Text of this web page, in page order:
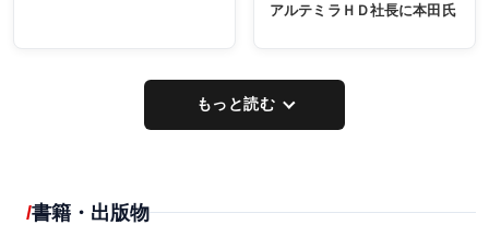
アルテミラＨＤ社長に本田氏
もっと読む
書籍・出版物